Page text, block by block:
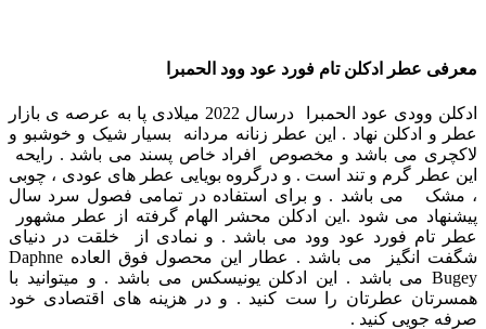
معرفی عطر ادکلن تام فورد عود وود الحمبرا
ادکلن وودی عود الحمبرا درسال 2022 میلادی پا به عرصه ی بازار
عطر و ادکلن نهاد . این عطر زنانه مردانه بسیار شیک و خوشبو و
لاکچری می باشد و مخصوص افراد خاص پسند می باشد . رایحه
این عطر گرم و تند است . و درگروه بویایی عطر های عودی ، چوبی
، مشک می باشد . و برای استفاده در تمامی فصول سرد سال
پیشنهاد می ‌شود . این ادکلن محشر الهام گرفته از عطر مشهور
عطر تام فورد عود وود می باشد . و نمادی از خلقت در دنیای
شگفت انگیز می باشد .
عطار این محصول فوق العاده Daphne
Bugey می باشد .
این ادکلن یونیسکس می باشد . و میتوانید با
همسرتان عطرتان را ست کنید . و در هزینه های اقتصادی خود
صرفه جویی کنید .